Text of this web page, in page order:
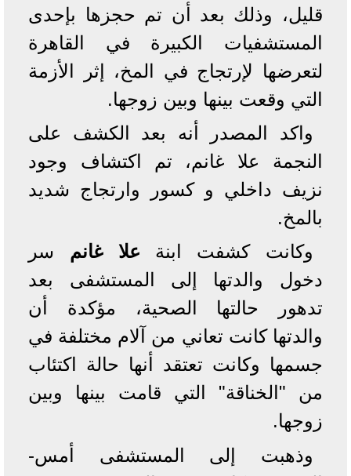
قليل، وذلك بعد أن تم حجزها بإحدى
المستشفيات الكبيرة في القاهرة
لتعرضها لإرتجاج في المخ، إثر الأزمة
التي وقعت بينها وبين زوجها.
واكد المصدر أنه بعد الكشف على
النجمة علا غانم، تم اكتشاف وجود
نزيف داخلي و كسور وارتجاج شديد
بالمخ.
وكانت كشفت ابنة علا غانم سر
دخول والدتها إلى المستشفى بعد
تدهور حالتها الصحية، مؤكدة أن
والدتها كانت تعاني من آلام مختلفة في
جسمها وكانت تعتقد أنها حالة اكتئاب
من "الخناقة" التي قامت بينها وبين
زوجها.
وذهبت إلى المستشفى أمس-